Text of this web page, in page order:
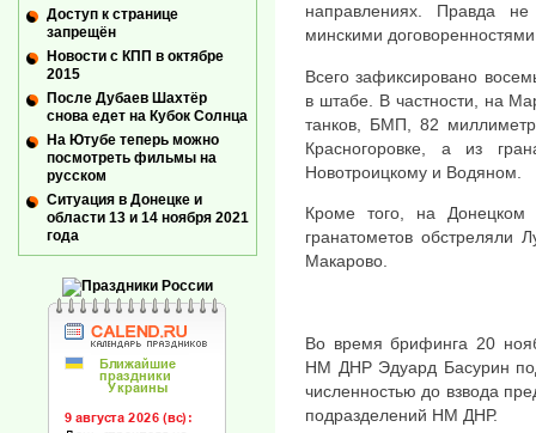
направлениях. Правда не
минскими
Всего зафиксировано
в штабе. В частности, на
танков, БМП, 82
Красногоровке, а из
Новотроицкому и Водяном.
Кроме того, на Донецком
гранатометов обстреляли
Макарово.
Во время брифинга 20
НМ ДНР Эдуард Басурин
численностью до взвода
подразделений НМ ДНР.
Доступ к странице
запрещён
Новости с КПП в октябре
2015
После Дубаев Шахтёр
снова едет на Кубок Солнца
На Ютубе теперь можно
посмотреть фильмы на
русском
Ситуация в Донецке и
области 13 и 14 ноября 2021
года